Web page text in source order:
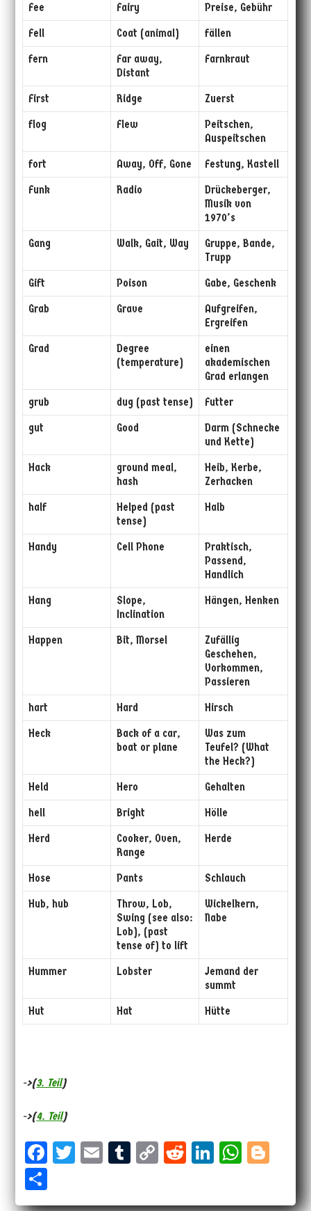
Fee
Fairy
Preise, Gebühr
Fell
Coat (animal)
fällen
fern
Far away,
Distant
Farnkraut
First Ridge
Zuerst
flog
Flew
Peitschen,
Auspeitschen
fort
Away, Off, Gone
Festung, Kastell
Funk
Radio
Drückeberger,
Musik von
1970’s
Gang
Walk, Gait, Way
Gruppe, Bande,
Trupp
Gift
Poison
Gabe, Geschenk
Grab
Grave
Aufgreifen,
Ergreifen
Grad
Degree
(temperature)
einen
akademischen
Grad erlangen
grub
dug (past tense)
Futter
gut
Good
Darm (Schnecke
und Kette)
Hack
ground meal,
hash
Heib, Kerbe,
Zerhacken
half
Helped (past
tense)
Halb
Handy Cell Phone
Praktisch,
Passend,
Handlich
Hang
Slope,
Inclination
Hängen, Henken
Happen Bit, Morsel
Zufällig
Geschehen,
Vorkommen,
Passieren
hart
Hard
Hirsch
Heck
Back of a car,
boat or plane
Was zum
Teufel? (What
the Heck?)
Held
Hero
Gehalten
hell
Bright
Hölle
Herd
Cooker, Oven,
Range
Herde
Hose Pants
Schlauch
Hub, hub
Throw, Lob,
Swing (see also:
Lob), (past
tense of) to lift
Wickelkern,
Nabe
Hummer Lobster
Jemand der
summt
Hut
Hat Hütte
->(3. Teil)
->(4. Teil)
Fa T
E
Tu Co Re Li
W
ar